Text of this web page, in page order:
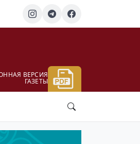
ВЕРСИЯ
ГАЗЕТЫ